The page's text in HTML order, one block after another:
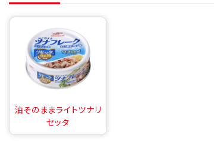
油そのままライトツナリ
セッタ